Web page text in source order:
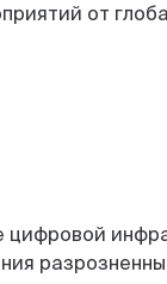
от
цифровой